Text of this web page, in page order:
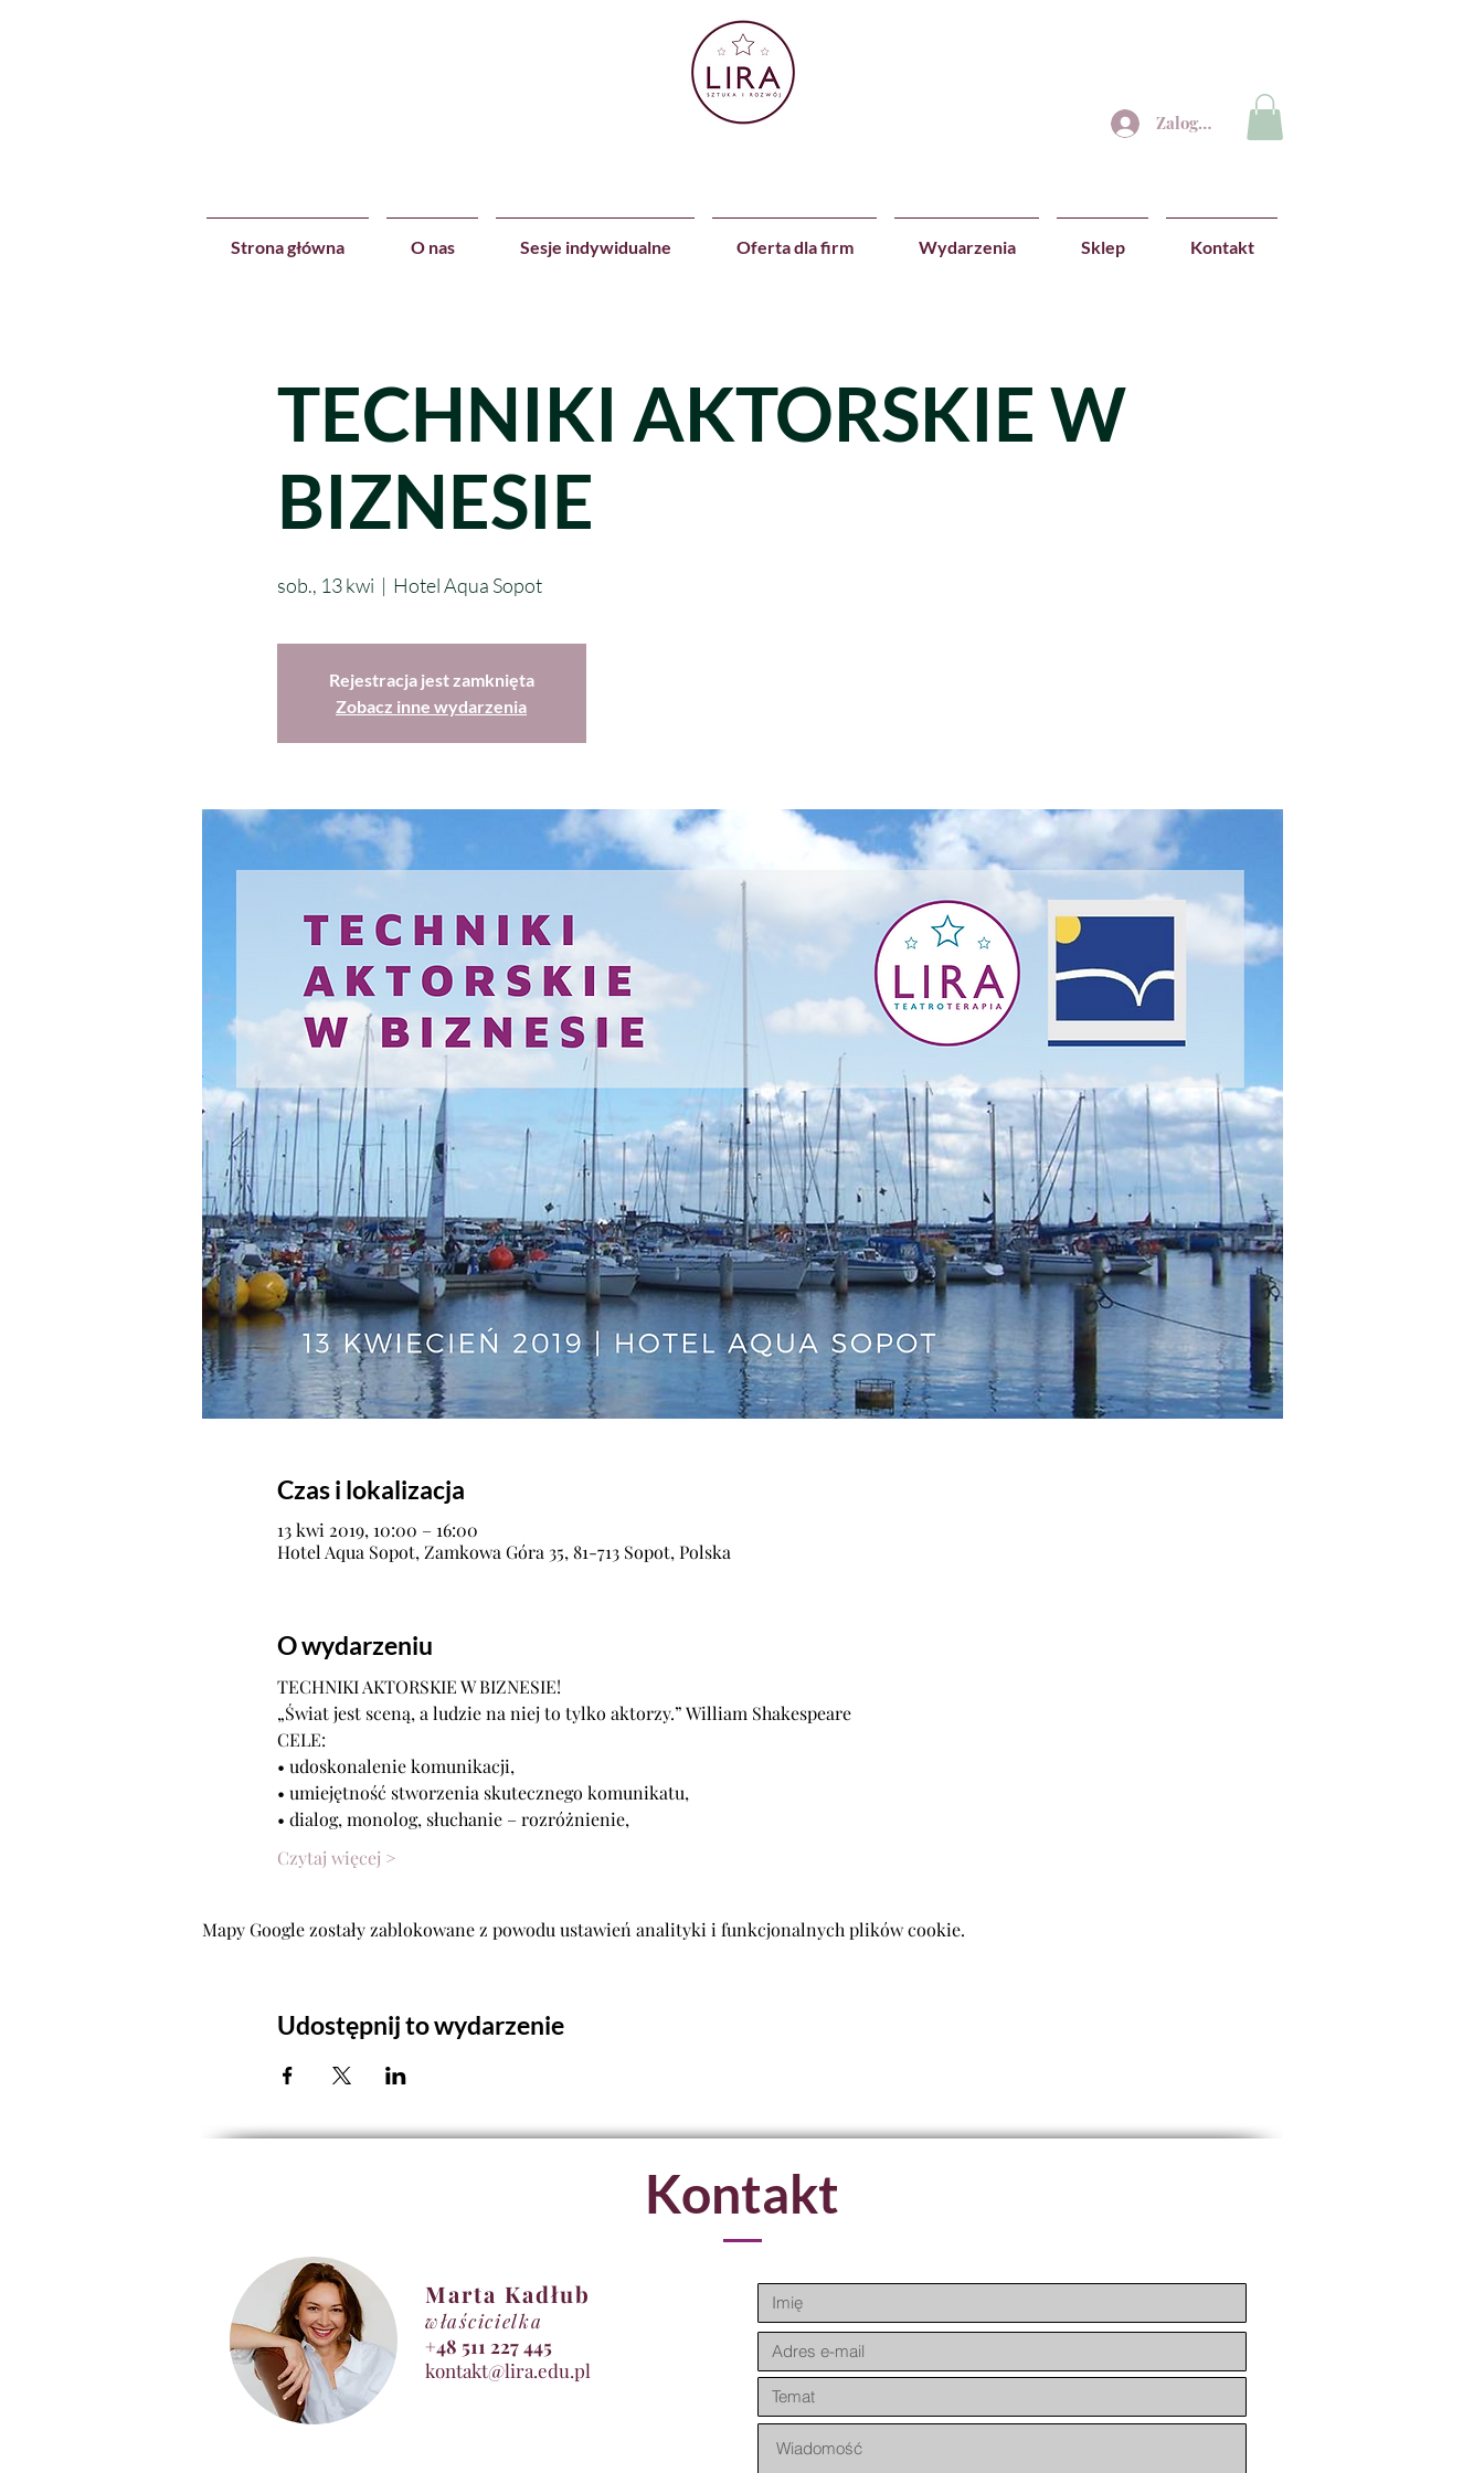
Zaloguj się
Strona główna O nas Sesje indywidualne Oferta dla firm Wydarzenia Sklep Kontakt
TECHNIKI AKTORSKIE W
BIZNESIE
sob., 13 kwi
  |
Hotel Aqua Sopot
Rejestracja jest zamknięta
Zobacz inne wydarzenia
Czas i lokalizacja
13 kwi 2019, 10:00 – 16:00
Hotel Aqua Sopot, Zamkowa Góra 35, 81-713 Sopot, Polska
O wydarzeniu
„Świat jest sceną, a ludzie na niej to tylko aktorzy.” William Shakespeare
• udoskonalenie komunikacji,
• umiejętność stworzenia skutecznego komunikatu,
• dialog, monolog, słuchanie – rozróżnienie,
Czytaj więcej >
Mapy Google zostały zablokowane z powodu ustawień analityki i funkcjonalnych plików cookie.
Udostępnij to wydarzenie
Kontakt
Marta Kadłub
właścicielka
+48 511 227 445
kontakt@lira.edu.pl